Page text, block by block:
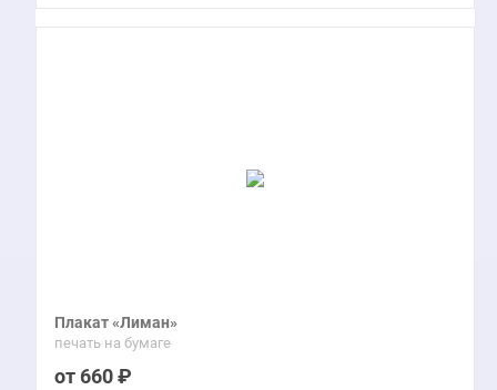
Плакат «Лиман»
печать на бумаге
660